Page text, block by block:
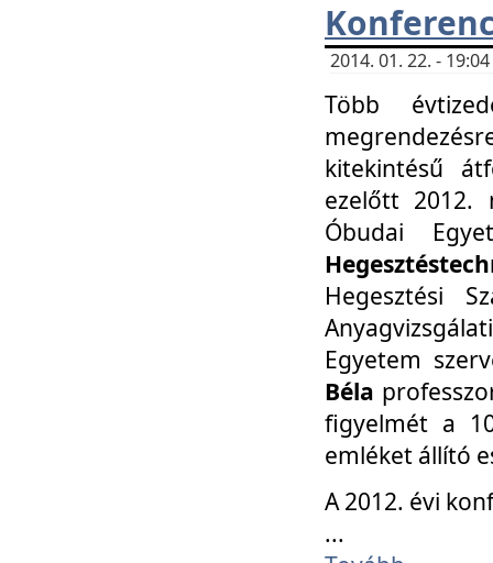
2014. 01. 22. -
Több
kitekintésű
ezelőtt 2012.
Óbudai
Hegesztési
Egyetem
Béla
figyelmét a
emléket állító
A 2012. évi
...